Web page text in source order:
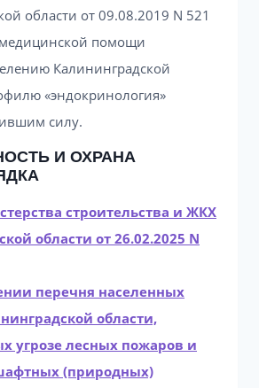
области от 09.08.2019 N 521
помощи
Калининградской
«эндокринология»
силу.
И ОХРАНА
строительства и ЖКХ
области от 26.02.2025 N
перечня населенных
области,
угрозе лесных пожаров и
(природных)